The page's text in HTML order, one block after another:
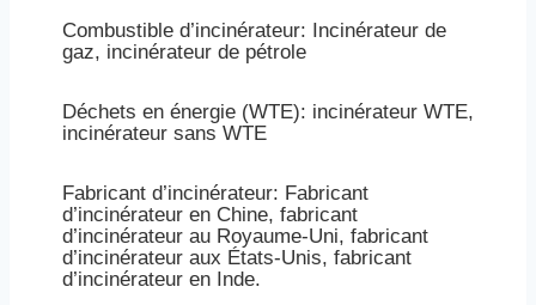
Combustible d’incinérateur: Incinérateur de
gaz, incinérateur de pétrole
Déchets en énergie (WTE): incinérateur WTE,
incinérateur sans WTE
Fabricant d’incinérateur: Fabricant
d’incinérateur en Chine, fabricant
d’incinérateur au Royaume-Uni, fabricant
d’incinérateur aux États-Unis, fabricant
d’incinérateur en Inde.